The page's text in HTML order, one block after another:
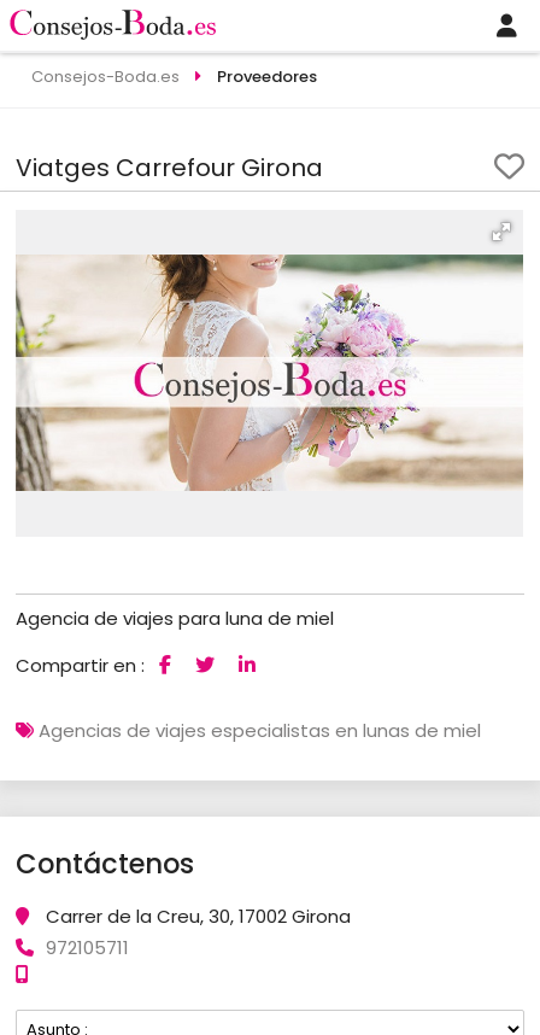
Consejos-Boda.es Proveedores
Viatges Carrefour Girona
Agencia de viajes para luna de miel
Compartir en :
Agencias de viajes especialistas en lunas de miel
Contáctenos
Carrer de la Creu, 30, 17002 Girona
972105711